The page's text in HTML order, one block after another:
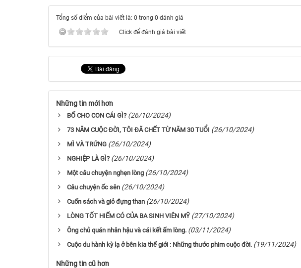
Tổng số điểm của bài viết là: 0 trong 0 đánh giá
Click để đánh giá bài viết
Những tin mới hơn
BỐ CHO CON CÁI GÌ? (26/10/2024)
73 NĂM CUỘC ĐỜI, TÔI ĐÃ CHẾT TỪ NĂM 30 TUỔI (26/10/2024)
MÌ VÀ TRỨNG (26/10/2024)
NGHIỆP LÀ GÌ? (26/10/2024)
Một câu chuyện nghẹn lòng (26/10/2024)
Câu chuyện ốc sên (26/10/2024)
Cuốn sách và giỏ đựng than (26/10/2024)
LÒNG TỐT HIẾM CÓ CỦA BA SINH VIÊN MỸ (27/10/2024)
Ông chủ quán nhân hậu và cái kết ấm lòng. (03/11/2024)
Cuộc du hành kỳ lạ ở bên kia thế giới : Những thước phim cuộc đời. (19/11/2024)
Những tin cũ hơn